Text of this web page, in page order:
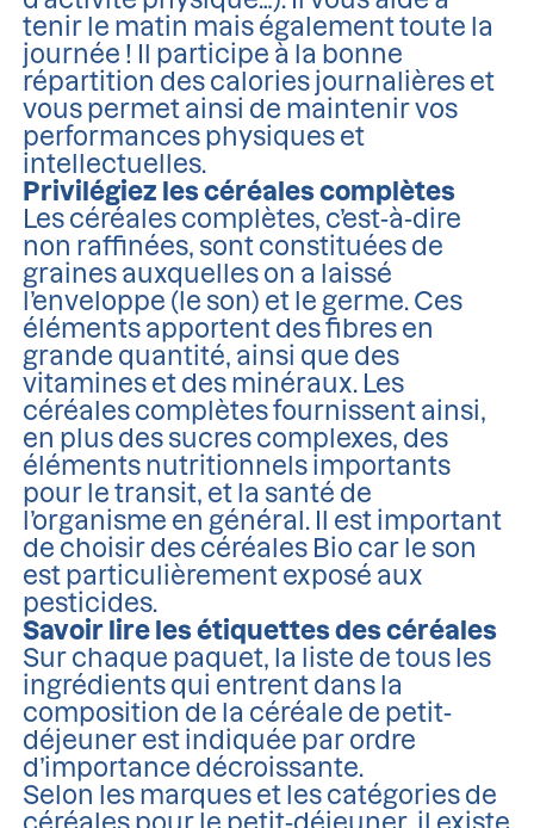
tenir le matin mais également toute la
journée ! Il participe à la bonne
répartition des calories journalières et
vous permet ainsi de maintenir vos
performances physiques et
intellectuelles.
Privilégiez les céréales complètes
Les céréales complètes, c’est-à-dire
non raffinées, sont constituées de
graines auxquelles on a laissé
l’enveloppe (le son) et le germe. Ces
éléments apportent des fibres en
grande quantité, ainsi que des
vitamines et des minéraux. Les
céréales complètes fournissent ainsi,
en plus des sucres complexes, des
éléments nutritionnels importants
pour le transit, et la santé de
l’organisme en général. Il est important
de choisir des céréales Bio car le son
est particulièrement exposé aux
pesticides.
Savoir lire les étiquettes des céréales
Sur chaque paquet, la liste de tous les
ingrédients qui entrent dans la
composition de la céréale de petit-
déjeuner est indiquée par ordre
d’importance décroissante.
Selon les marques et les catégories de